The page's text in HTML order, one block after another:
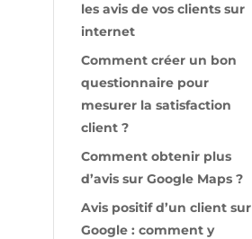
les avis de vos clients sur
internet
Comment créer un bon
questionnaire pour
mesurer la satisfaction
client ?
Comment obtenir plus
d’avis sur Google Maps ?
Avis positif d’un client sur
Google : comment y